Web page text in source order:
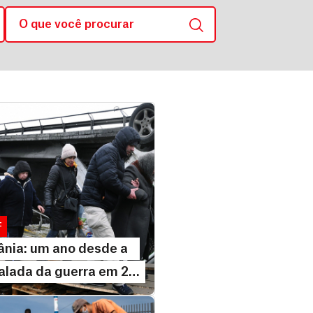
24 fevereiro, 2023
um ano desde a
da guerra em 20
LEIA MAIS
um ano desde a
da guerra em 20